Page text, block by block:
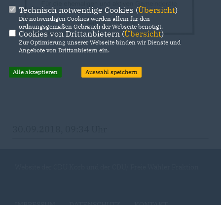
Technisch notwendige Cookies (Übersicht)
Die notwendigen Cookies werden allein für den
ordnungsgemäßen Gebrauch der Webseite benötigt.
Cookies von Drittanbietern (Übersicht)
Zur Optimierung unserer Webseite binden wir Dienste und
Angebote von Drittanbietern ein.
Alle akzeptieren Auswahl speichern